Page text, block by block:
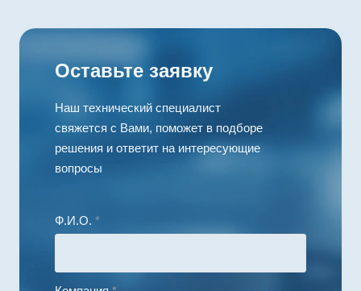
40000
температура
155
Диаметр, мм
Длина, мм
Оставьте заявку
Наш технический специалист
свяжется с Вами, поможет в подборе
решения и ответит на интересующие
вопросы
Ф.И.О. *